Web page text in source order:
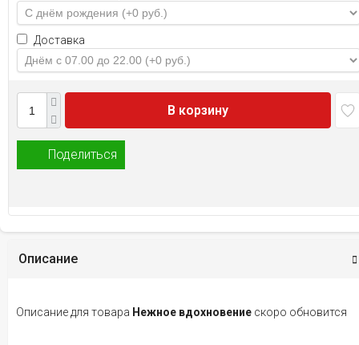
Доставка
В корзину
Поделиться
Описание
Описание для товара Нежное вдохновение скоро обновится